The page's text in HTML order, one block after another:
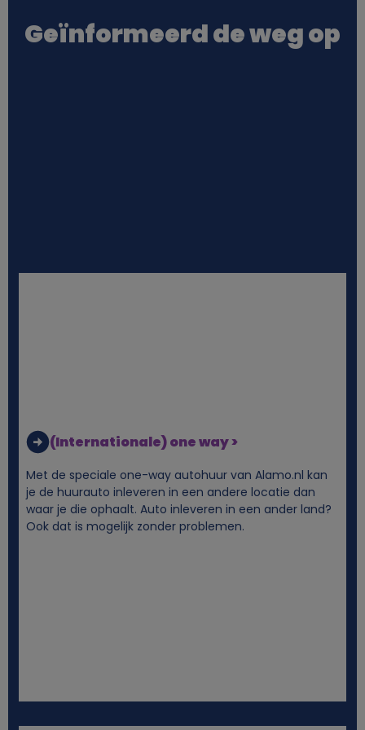
Geïnformeerd de weg op
(Internationale) one way >
Met de speciale one-way autohuur van Alamo.nl kan
je de huurauto inleveren in een andere locatie dan
waar je die ophaalt. Auto inleveren in een ander land?
Ook dat is mogelijk zonder problemen.